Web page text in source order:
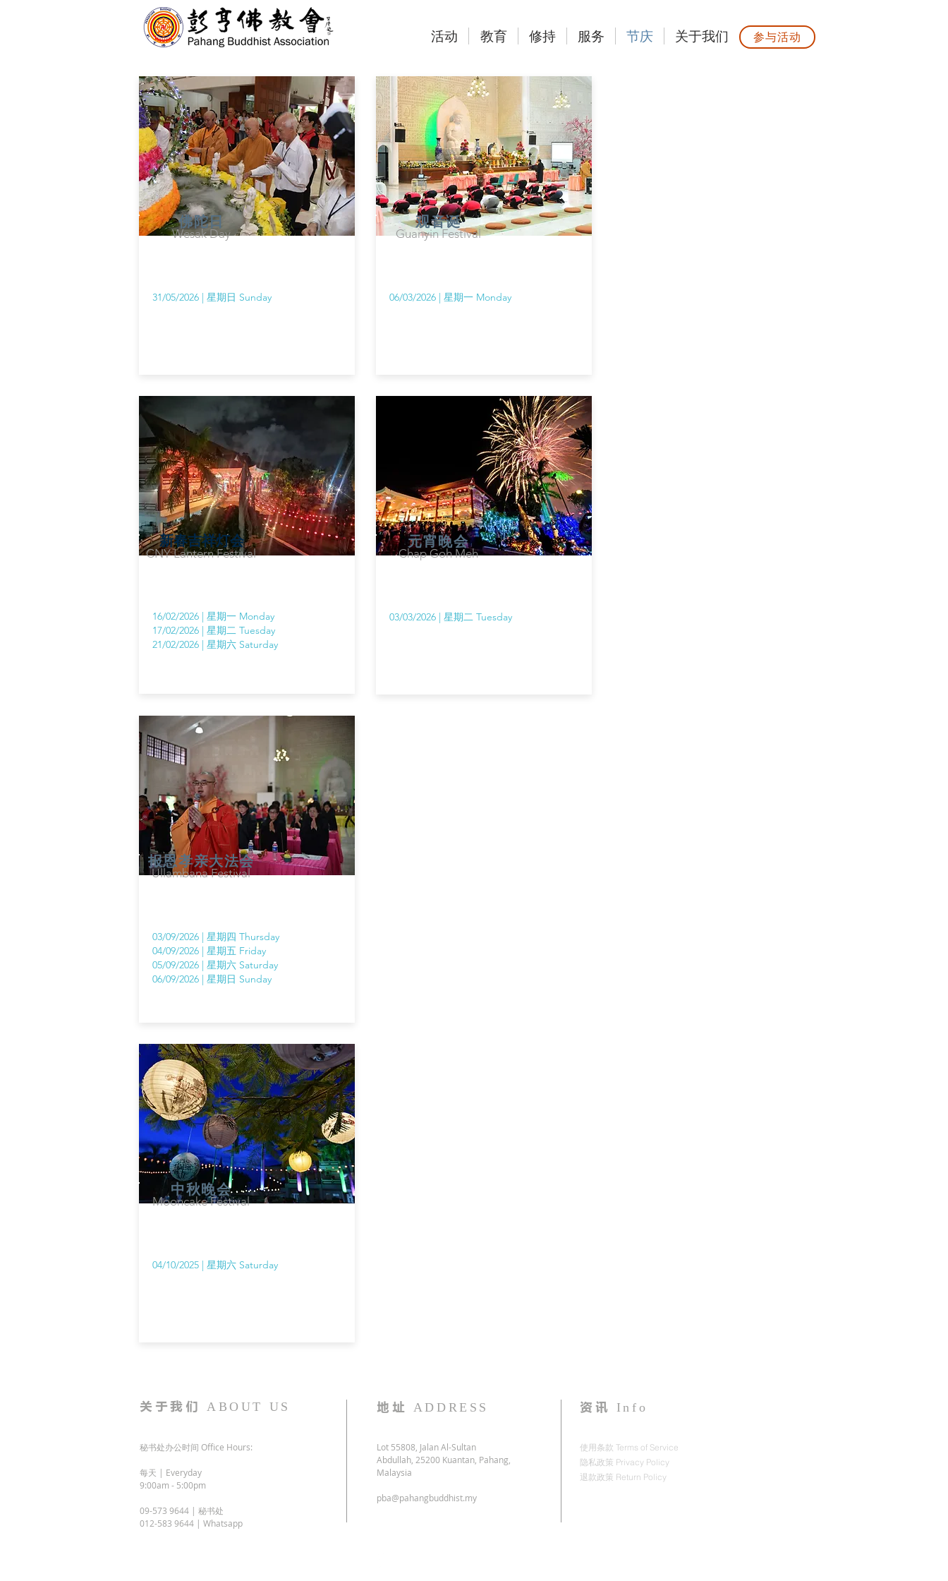
活动 教育 修持 服务 节庆 关于我们 参与活动
佛陀日
Wesak Day
31/05/2026 | 星期日 Sunday
新春吉祥灯会
CNY Lantern Festival
16/02/2026 | 星期一 Monday
17/02/2026 | 星期二 Tuesday
21/02/2026 | 星期六 Saturday
观音诞
Guanyin Festival
06/03/2026 | 星期一 Monday
元宵晚会
Chap Goh Meh
03/03/2026 | 星期二 Tuesday
报恩孝亲大法会
Ullambana Festival
03/09/2026 | 星期四 Thursday
04/09/2026 | 星期五 Friday
05/09/2026 | 星期六 Saturday
06/09/2026 | 星期日 Sunday
中秋晚会
Mooncake Festival
04/10/2025 | 星期六 Saturday
关于我们 ABOUT US
秘书处办公时间 Office Hours:
每天 | Everyday
9:00am - 5:00pm
09-573 9644 | 秘书处
012-583 9644 | Whatsapp
地址 ADDRESS
Lot 55808, Jalan Al-Sultan
Abdullah, 25200 Kuantan, Pahang,
Malaysia
pba@pahangbuddhist.my
资讯 Info
使用条款 Terms of Service
隐私政策 Privacy Policy
退款政策 Return Policy